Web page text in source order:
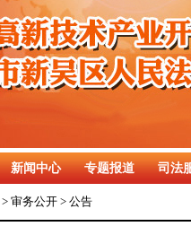
新闻中心 专题报道 司法
> 审务公开 > 公告